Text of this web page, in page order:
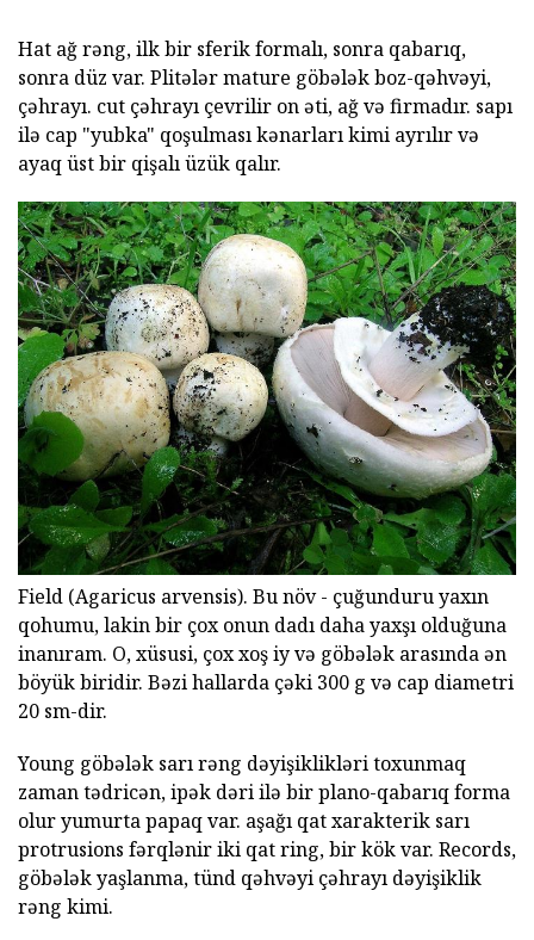
Hat ağ rəng, ilk bir sferik formalı, sonra qabarıq,
sonra düz var. Plitələr mature göbələk boz-qəhvəyi,
çəhrayı. cut çəhrayı çevrilir on əti, ağ və firmadır. sapı
ilə cap "yubka" qoşulması kənarları kimi ayrılır və
ayaq üst bir qişalı üzük qalır.
Field (Agaricus arvensis). Bu növ - çuğunduru yaxın
qohumu, lakin bir çox onun dadı daha yaxşı olduğuna
inanıram. O, xüsusi, çox xoş iy və göbələk arasında ən
böyük biridir. Bəzi hallarda çəki 300 g və cap diametri
20 sm-dir.
Young göbələk sarı rəng dəyişiklikləri toxunmaq
zaman tədricən, ipək dəri ilə bir plano-qabarıq forma
olur yumurta papaq var. aşağı qat xarakterik sarı
protrusions fərqlənir iki qat ring, bir kök var. Records,
göbələk yaşlanma, tünd qəhvəyi çəhrayı dəyişiklik
rəng kimi.